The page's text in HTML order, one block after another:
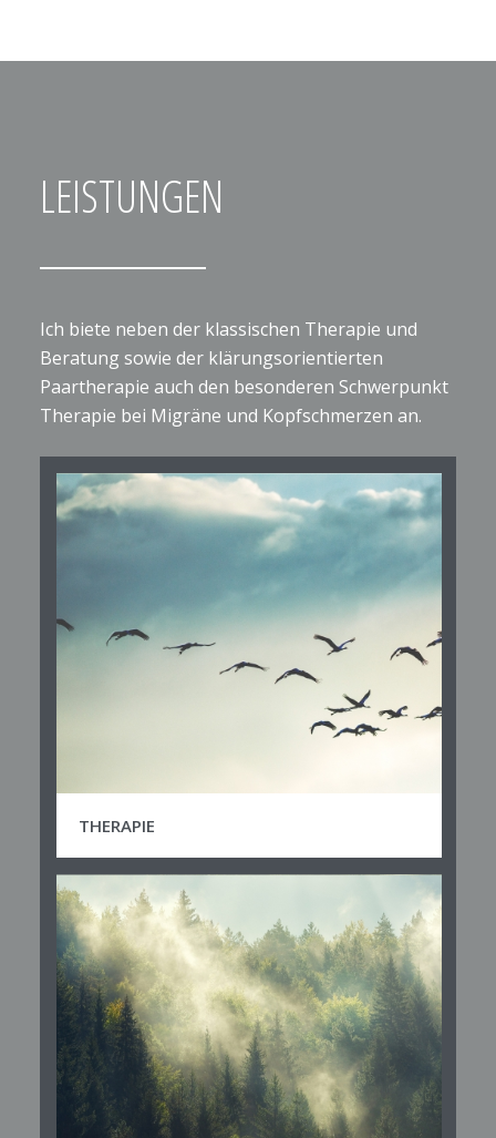
LEISTUNGEN
Ich biete neben der klassischen Therapie und
Beratung sowie der klärungsorientierten
Paartherapie auch den besonderen Schwerpunkt
Therapie bei Migräne und Kopfschmerzen an.
THERAPIE